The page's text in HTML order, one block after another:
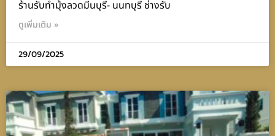
ร้านรับทำมุ้งลวดมีนบุรี- นนทบุรี ช่างรับ
ดูเพิ่มเติม »
29/09/2025